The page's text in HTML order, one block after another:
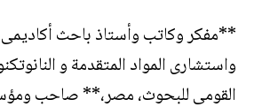
**مفكر وكاتب وأستاذ باحث
واستشارى المواد المتقدمة و
القومى للبحوث، مصر،** صاحب